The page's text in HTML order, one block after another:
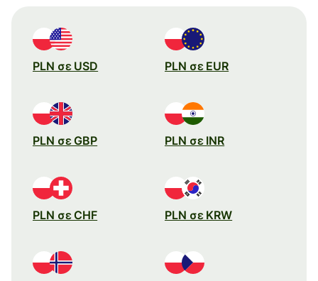
PLN σε USD PLN σε EUR
PLN σε GBP PLN σε INR
PLN σε CHF PLN σε KRW